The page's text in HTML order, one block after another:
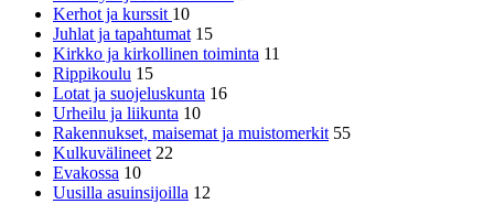
Kerhot ja kurssit 10
Juhlat ja tapahtumat 15
Kirkko ja kirkollinen toiminta 11
Rippikoulu 15
Lotat ja suojeluskunta 16
Urheilu ja liikunta 10
Rakennukset, maisemat ja muistomerkit 55
Kulkuvälineet 22
Evakossa 10
Uusilla asuinsijoilla 12